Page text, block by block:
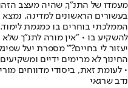
מעמדו של התנ"ך, שהיה מעצב
להשקיע בו • "אין מורה לתנ"ך
יעזור לי בחיים?'" מספרת יעל
החינוך לא מרימים ידיים
• לעומת זאת, ביסודי מדווחים
נדב שרגאי